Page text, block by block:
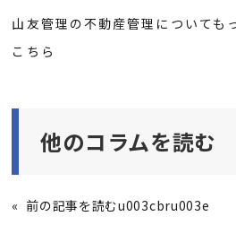
山友管理の不動産管理についても
こちら
他のコラムを読む
« 前の記事を読むu003cbru003e